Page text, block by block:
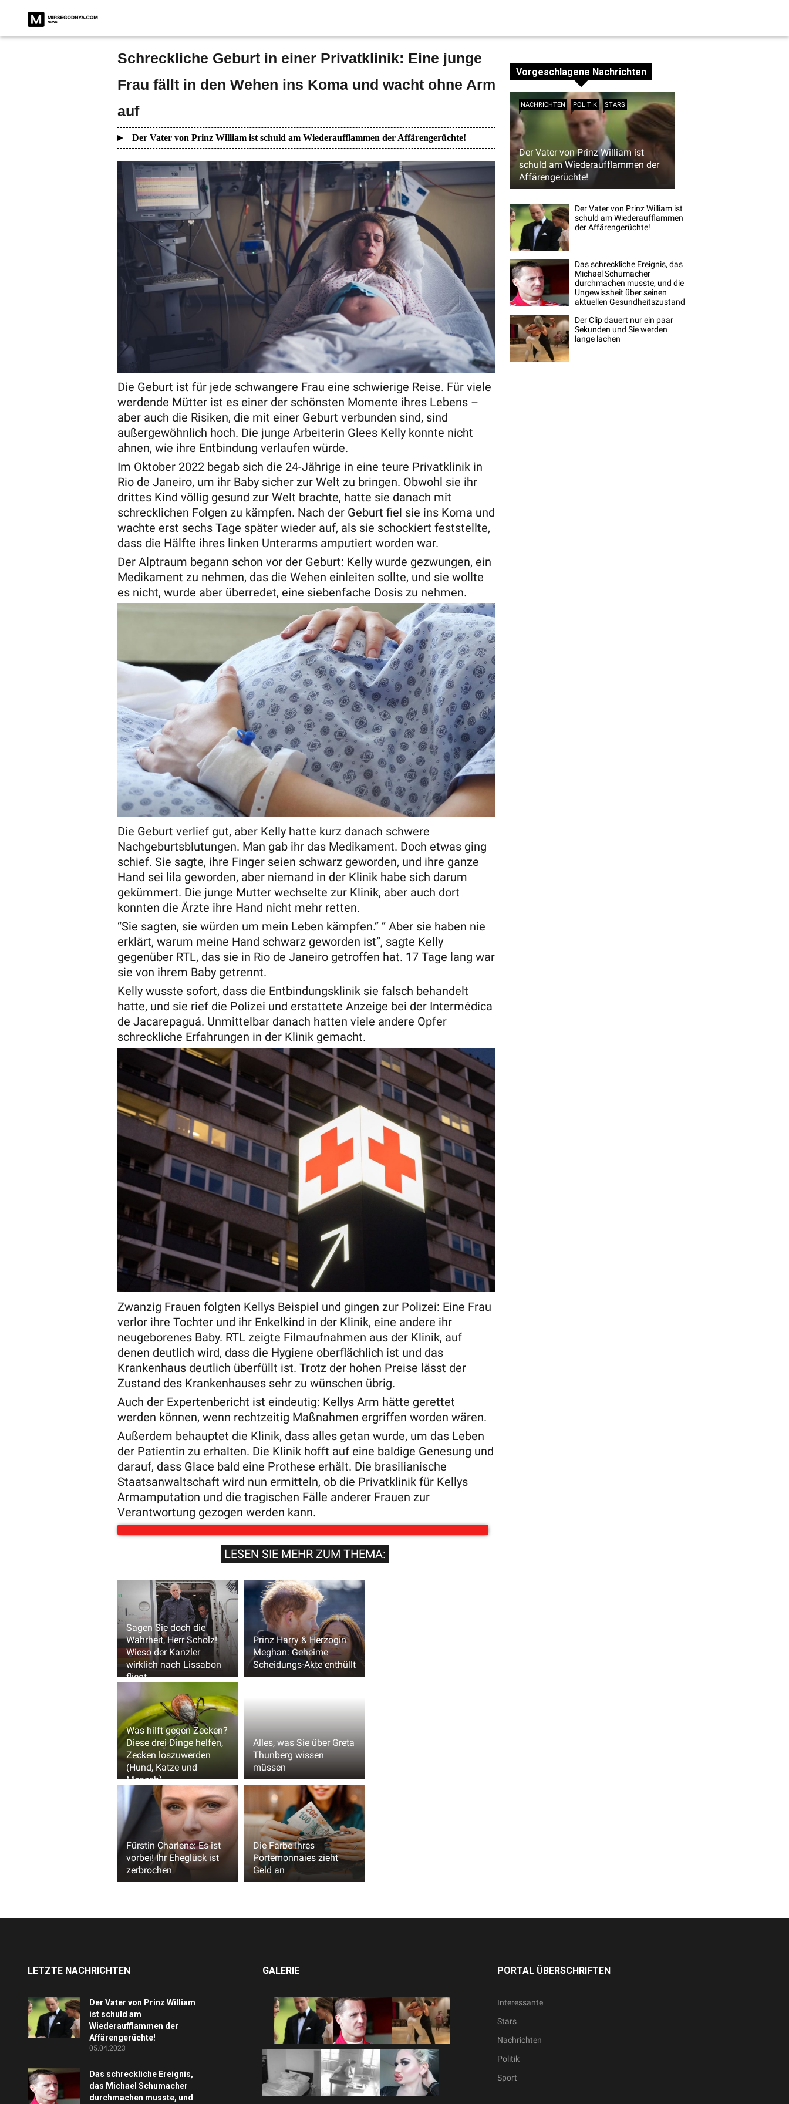
Schreckliche Geburt in einer Privatklinik: Eine junge
Frau fällt in den Wehen ins Koma und wacht ohne Arm
auf
Der Vater von Prinz William ist schuld am Wiederaufflammen der Affärengerüchte!
Die Geburt ist für jede schwangere Frau eine schwierige Reise. Für viele
werdende Mütter ist es einer der schönsten Momente ihres Lebens –
aber auch die Risiken, die mit einer Geburt verbunden sind, sind
außergewöhnlich hoch. Die junge Arbeiterin Glees Kelly konnte nicht
ahnen, wie ihre Entbindung verlaufen würde.
Im Oktober 2022 begab sich die 24-Jährige in eine teure Privatklinik in
Rio de Janeiro, um ihr Baby sicher zur Welt zu bringen. Obwohl sie ihr
drittes Kind völlig gesund zur Welt brachte, hatte sie danach mit
schrecklichen Folgen zu kämpfen. Nach der Geburt fiel sie ins Koma und
wachte erst sechs Tage später wieder auf, als sie schockiert feststellte,
dass die Hälfte ihres linken Unterarms amputiert worden war.
Der Alptraum begann schon vor der Geburt: Kelly wurde gezwungen, ein
Medikament zu nehmen, das die Wehen einleiten sollte, und sie wollte
es nicht, wurde aber überredet, eine siebenfache Dosis zu nehmen.
Die Geburt verlief gut, aber Kelly hatte kurz danach schwere
Nachgeburtsblutungen. Man gab ihr das Medikament. Doch etwas ging
schief. Sie sagte, ihre Finger seien schwarz geworden, und ihre ganze
Hand sei lila geworden, aber niemand in der Klinik habe sich darum
gekümmert. Die junge Mutter wechselte zur Klinik, aber auch dort
konnten die Ärzte ihre Hand nicht mehr retten.
“Sie sagten, sie würden um mein Leben kämpfen.” ” Aber sie haben nie
erklärt, warum meine Hand schwarz geworden ist”, sagte Kelly
gegenüber RTL, das sie in Rio de Janeiro getroffen hat. 17 Tage lang war
sie von ihrem Baby getrennt.
Kelly wusste sofort, dass die Entbindungsklinik sie falsch behandelt
hatte, und sie rief die Polizei und erstattete Anzeige bei der Intermédica
de Jacarepaguá. Unmittelbar danach hatten viele andere Opfer
schreckliche Erfahrungen in der Klinik gemacht.
Zwanzig Frauen folgten Kellys Beispiel und gingen zur Polizei: Eine Frau
verlor ihre Tochter und ihr Enkelkind in der Klinik, eine andere ihr
neugeborenes Baby. RTL zeigte Filmaufnahmen aus der Klinik, auf
denen deutlich wird, dass die Hygiene oberflächlich ist und das
Krankenhaus deutlich überfüllt ist. Trotz der hohen Preise lässt der
Zustand des Krankenhauses sehr zu wünschen übrig.
Auch der Expertenbericht ist eindeutig: Kellys Arm hätte gerettet
werden können, wenn rechtzeitig Maßnahmen ergriffen worden wären.
Außerdem behauptet die Klinik, dass alles getan wurde, um das Leben
der Patientin zu erhalten. Die Klinik hofft auf eine baldige Genesung und
darauf, dass Glace bald eine Prothese erhält. Die brasilianische
Staatsanwaltschaft wird nun ermitteln, ob die Privatklinik für Kellys
Armamputation und die tragischen Fälle anderer Frauen zur
Verantwortung gezogen werden kann.
LESEN SIE MEHR ZUM THEMA:
Sagen Sie doch die
Wahrheit, Herr Scholz!
Wieso der Kanzler
wirklich nach Lissabon
fliegt
Prinz Harry & Herzogin
Meghan: Geheime
Scheidungs-Akte enthüllt
Was hilft gegen Zecken?
Diese drei Dinge helfen,
Zecken loszuwerden
(Hund, Katze und
Mensch)
Alles, was Sie über Greta
Thunberg wissen
müssen
Fürstin Charlene: Es ist
vorbei! Ihr Eheglück ist
zerbrochen
Die Farbe Ihres
Portemonnaies zieht
Geld an
Vorgeschlagene Nachrichten
Der Vater von Prinz William ist
schuld am Wiederaufflammen der
Affärengerüchte!
NACHRICHTEN POLITIK STARS
Der Vater von Prinz William ist
schuld am Wiederaufflammen
der Affärengerüchte!
Das schreckliche Ereignis, das
Michael Schumacher
durchmachen musste, und die
Ungewissheit über seinen
aktuellen Gesundheitszustand
Der Clip dauert nur ein paar
Sekunden und Sie werden
lange lachen
LETZTE NACHRICHTEN
Der Vater von Prinz William
ist schuld am
Wiederaufflammen der
Affärengerüchte!
05.04.2023
Das schreckliche Ereignis,
das Michael Schumacher
durchmachen musste, und
GALERIE PORTAL ÜBERSCHRIFTEN
Interessante
Stars
Nachrichten
Politik
Sport